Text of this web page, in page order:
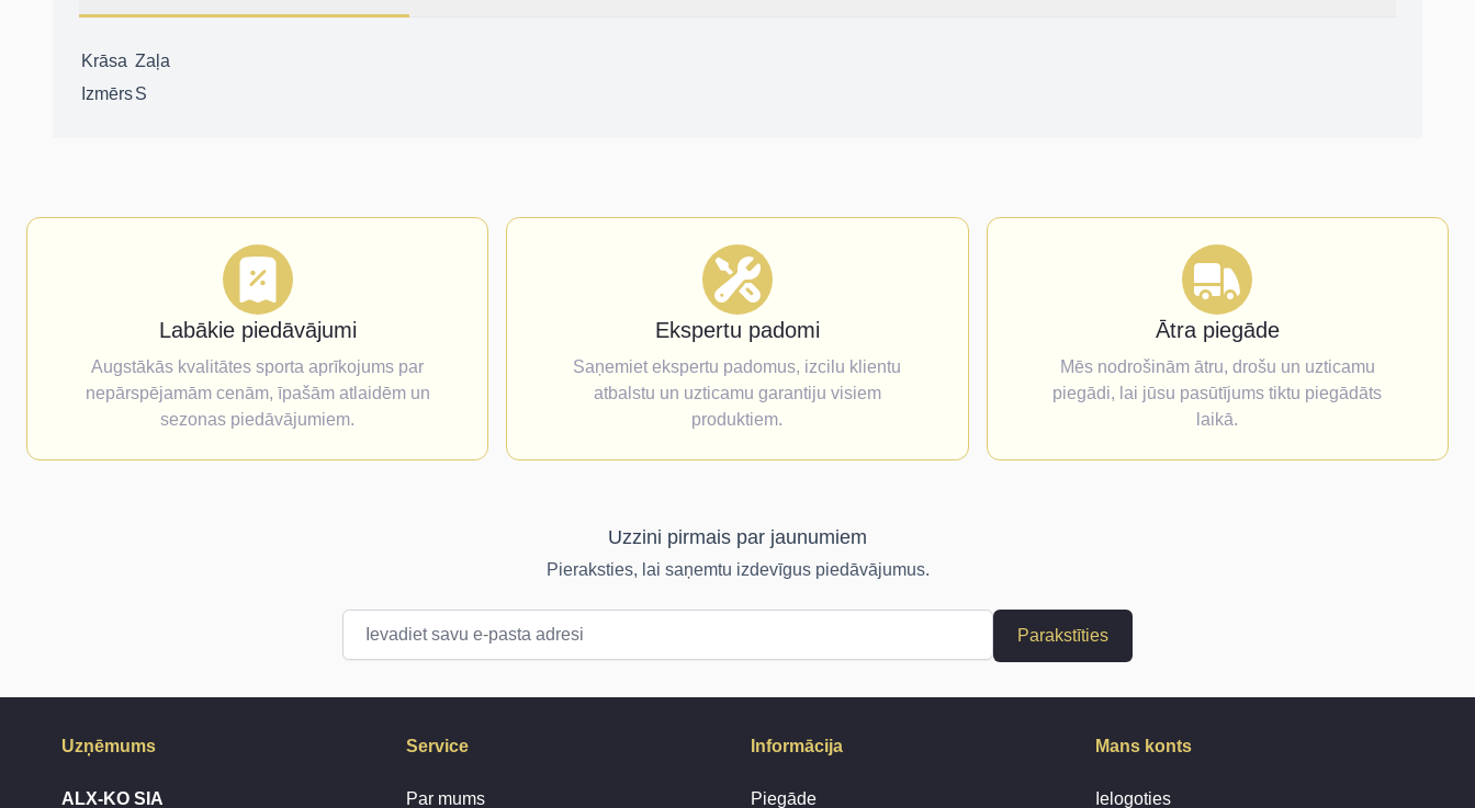
Krāsa Zaļa
IzmērsS
Labākie piedāvājumi
Augstākās kvalitātes sporta aprīkojums par
nepārspējamām cenām, īpašām atlaidēm un
sezonas piedāvājumiem.
Ekspertu padomi
Saņemiet ekspertu padomus, izcilu klientu
atbalstu un uzticamu garantiju visiem
produktiem.
Ātra piegāde
Mēs nodrošinām ātru, drošu un uzticamu
piegādi, lai jūsu pasūtījums tiktu piegādāts
laikā.
Uzzini pirmais par jaunumiem
Pieraksties, lai saņemtu izdevīgus piedāvājumus.
Parakstīties
Uzņēmums
ALX-KO SIA
Service
Par mums
Informācija
Piegāde
Mans konts
Ielogoties